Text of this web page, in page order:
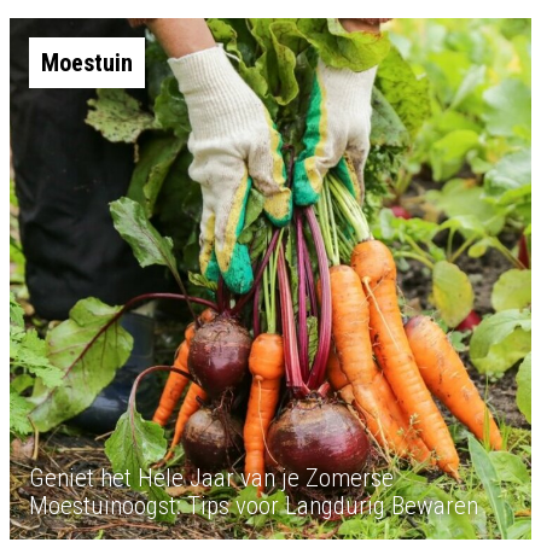
Moestuin
Geniet het Hele Jaar van je Zomerse
Moestuinoogst: Tips voor Langdurig Bewaren